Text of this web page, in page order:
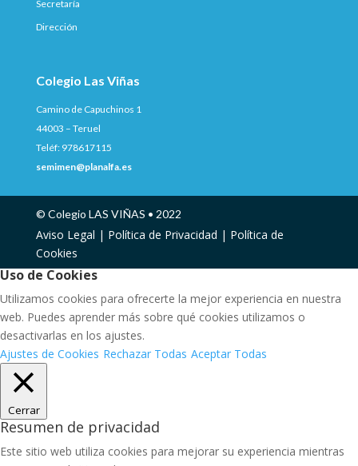
Secretaría
Dirección
Colegio Las Viñas
Camino de Capuchinos 1
44003 – Teruel
Teléf: 978617115
semimen@planalfa.es
© Colegio LAS VIÑAS • 2022
Aviso Legal | Política de Privacidad | Política de
Cookies
Uso de Cookies
Utilizamos cookies para ofrecerte la mejor experiencia en nuestra
web. Puedes aprender más sobre qué cookies utilizamos o
desactivarlas en los ajustes.
Ajustes de Cookies Rechazar Todas Aceptar Todas
Cerrar
Resumen de privacidad
Este sitio web utiliza cookies para mejorar su experiencia mientras